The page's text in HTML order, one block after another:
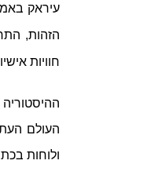
עיראק
הזהות,
חוויות
העולם
ולוחות